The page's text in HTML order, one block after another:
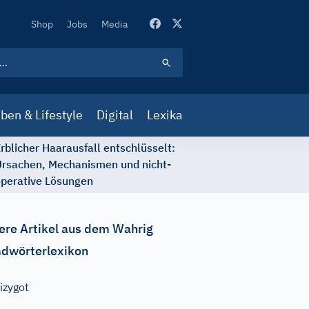
Secondary
Shop Jobs Media
& Lifestyle Digital Lexika
Haarausfall entschlüsselt:
Mechanismen und nicht-
Lösungen
Artikel aus dem Wahrig